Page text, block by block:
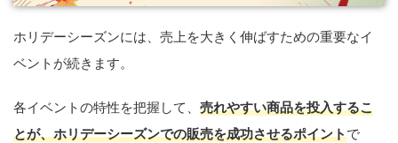
ホリデーシーズンには、売上を大きく伸ばすための重要なイ
ベントが続きます。
各イベントの特性を把握して、 売れやすい商品を投入するこ
とが、ホリデーシーズンでの販売を成功させるポイントで